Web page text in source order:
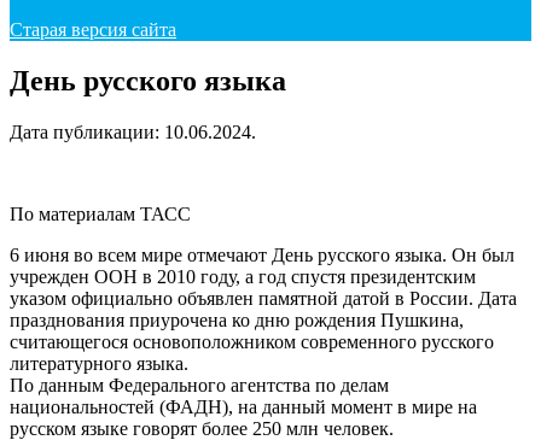
Старая версия сайта
День русского языка
Дата публикации: 10.06.2024.
По материалам ТАСС
6 июня во всем мире отмечают День русского языка. Он был
учрежден ООН в 2010 году, а год спустя президентским
указом официально объявлен памятной датой в России. Дата
празднования приурочена ко дню рождения Пушкина,
считающегося основоположником современного русского
литературного языка.
По данным Федерального агентства по делам
национальностей (ФАДН), на данный момент в мире на
русском языке говорят более 250 млн человек.